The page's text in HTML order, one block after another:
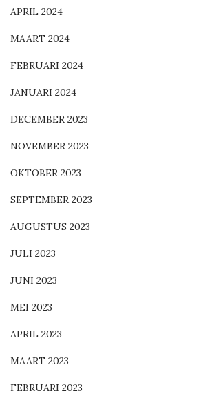
APRIL 2024
MAART 2024
FEBRUARI 2024
JANUARI 2024
DECEMBER 2023
NOVEMBER 2023
OKTOBER 2023
SEPTEMBER 2023
AUGUSTUS 2023
JULI 2023
JUNI 2023
MEI 2023
APRIL 2023
MAART 2023
FEBRUARI 2023